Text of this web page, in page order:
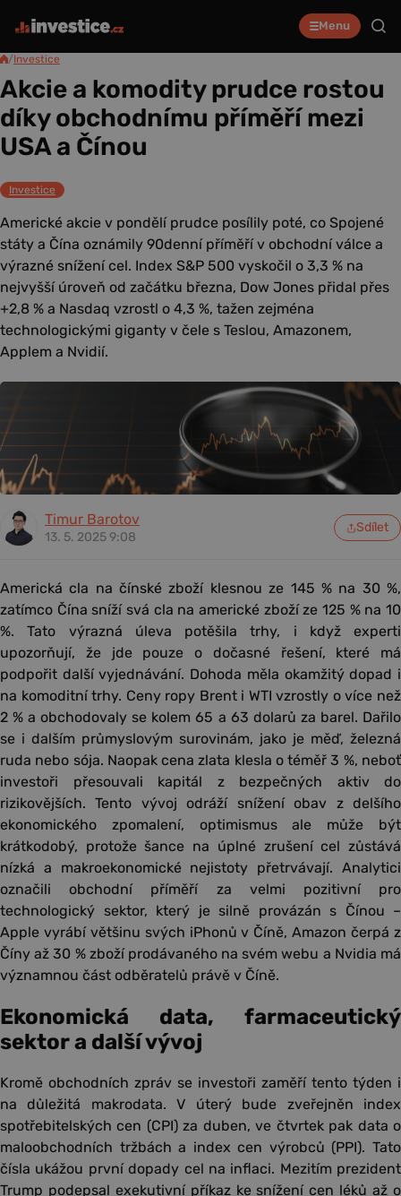
Menu
/Investice
Akcie a komodity prudce rostou
díky obchodnímu příměří mezi
USA a Čínou
Investice
Americké akcie v pondělí prudce posílily poté, co Spojené
státy a Čína oznámily 90denní příměří v obchodní válce a
výrazné snížení cel. Index S&P 500 vyskočil o 3,3 % na
nejvyšší úroveň od začátku března, Dow Jones přidal přes
+2,8 % a Nasdaq vzrostl o 4,3 %, tažen zejména
technologickými giganty v čele s Teslou, Amazonem,
Applem a Nvidií.
Timur Barotov
13. 5. 2025 9:08
Sdílet
Americká cla na čínské zboží klesnou ze 145 % na 30 %,
zatímco Čína sníží svá cla na americké zboží ze 125 % na 10
%. Tato výrazná úleva potěšila trhy, i když experti
upozorňují, že jde pouze o dočasné řešení, které má
podpořit další vyjednávání. Dohoda měla okamžitý dopad i
na komoditní trhy. Ceny ropy Brent i WTI vzrostly o více než
2 % a obchodovaly se kolem 65 a 63 dolarů za barel. Dařilo
se i dalším průmyslovým surovinám, jako je měď, železná
ruda nebo sója. Naopak cena zlata klesla o téměř 3 %, neboť
investoři přesouvali kapitál z bezpečných aktiv do
rizikovějších. Tento vývoj odráží snížení obav z delšího
ekonomického zpomalení, optimismus ale může být
krátkodobý, protože šance na úplné zrušení cel zůstává
nízká a makroekonomické nejistoty přetrvávají. Analytici
označili obchodní příměří za velmi pozitivní pro
technologický sektor, který je silně provázán s Čínou –
Apple vyrábí většinu svých iPhonů v Číně, Amazon čerpá z
Číny až 30 % zboží prodávaného na svém webu a Nvidia má
významnou část odběratelů právě v Číně.
Ekonomická data, farmaceutický
sektor a další vývoj
Kromě obchodních zpráv se investoři zaměří tento týden i
na důležitá makrodata. V úterý bude zveřejněn index
spotřebitelských cen (CPI) za duben, ve čtvrtek pak data o
maloobchodních tržbách a index cen výrobců (PPI). Tato
čísla ukážou první dopady cel na inflaci. Mezitím prezident
Trump podepsal exekutivní příkaz ke snížení cen léků až o